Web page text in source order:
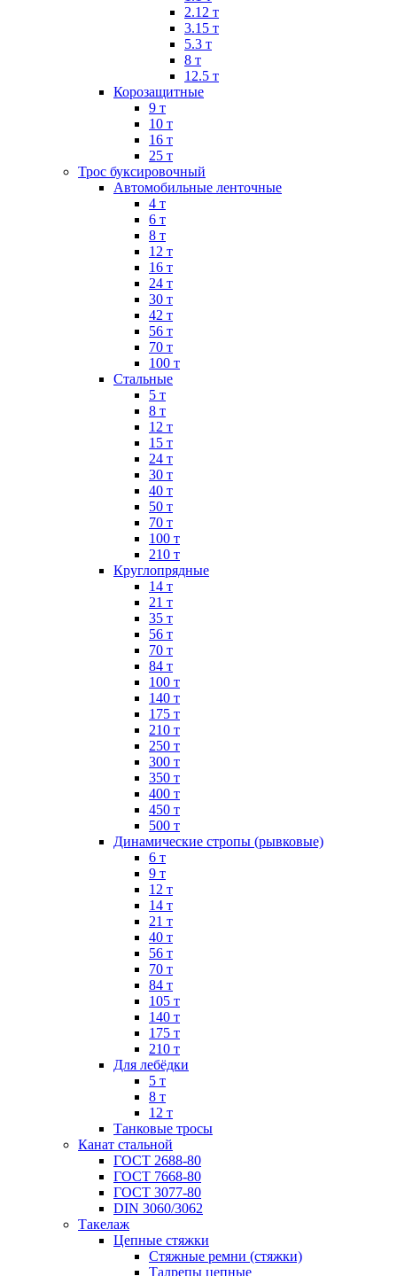
2.12 т
3.15 т
5.3 т
8 т
12.5 т
Корозащитные
9 т
10 т
16 т
25 т
Трос буксировочный
Автомобильные ленточные
4 т
6 т
8 т
12 т
16 т
24 т
30 т
42 т
56 т
70 т
100 т
Стальные
5 т
8 т
12 т
15 т
24 т
30 т
40 т
50 т
70 т
100 т
210 т
Круглопрядные
14 т
21 т
35 т
56 т
70 т
84 т
100 т
140 т
175 т
210 т
250 т
300 т
350 т
400 т
450 т
500 т
Динамические стропы (рывковые)
6 т
9 т
12 т
14 т
21 т
40 т
56 т
70 т
84 т
105 т
140 т
175 т
210 т
Для лебёдки
5 т
8 т
12 т
Танковые тросы
Канат стальной
ГОСТ 2688-80
ГОСТ 7668-80
ГОСТ 3077-80
DIN 3060/3062
Такелаж
Цепные стяжки
Стяжные ремни (стяжки)
Талрепы цепные